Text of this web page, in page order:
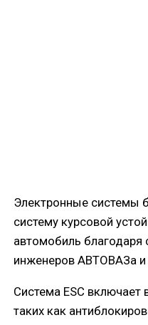
Электронные системы
систему курсовой
автомобиль благодаря
инженеров АВТОВАЗа и
Система ESC
таких как